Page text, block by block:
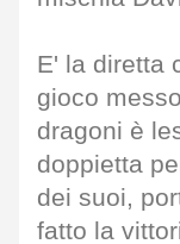
E' la diretta
gioco
dragoni è
doppietta
dei suoi,
fatto la